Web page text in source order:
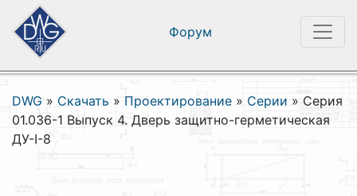
Форум
DWG » Скачать » Проектирование » Серии » Серия
01.036-1 Выпуск 4. Дверь защитно-герметическая
ДУ-I-8